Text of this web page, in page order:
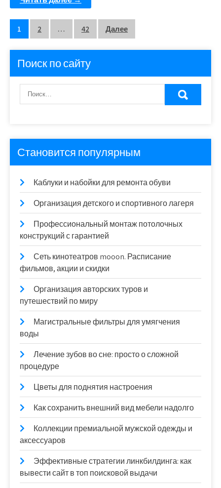
Пагинация
записей
1 2 … 42 Далее
Поиск по сайту
Становится популярным
Каблуки и набойки для ремонта обуви
Организация детского и спортивного лагеря
Профессиональный монтаж потолочных
конструкций с гарантией
Сеть кинотеатров mooon. Расписание
фильмов, акции и скидки
Организация авторских туров и
путешествий по миру
Магистральные фильтры для умягчения
воды
Лечение зубов во сне: просто о сложной
процедуре
Цветы для поднятия настроения
Как сохранить внешний вид мебели надолго
Коллекции премиальной мужской одежды и
аксессуаров
Эффективные стратегии линкбилдинга: как
вывести сайт в топ поисковой выдачи